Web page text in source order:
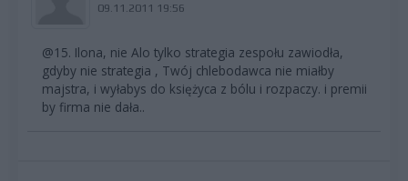
09.11.2011 19:56
@15. Ilona, nie Alo tylko strategia zespołu zawiodła,
gdyby nie strategia , Twój chlebodawca nie miałby
majstra, i wyłabys do księżyca z bólu i rozpaczy. i premii
by firma nie dała..